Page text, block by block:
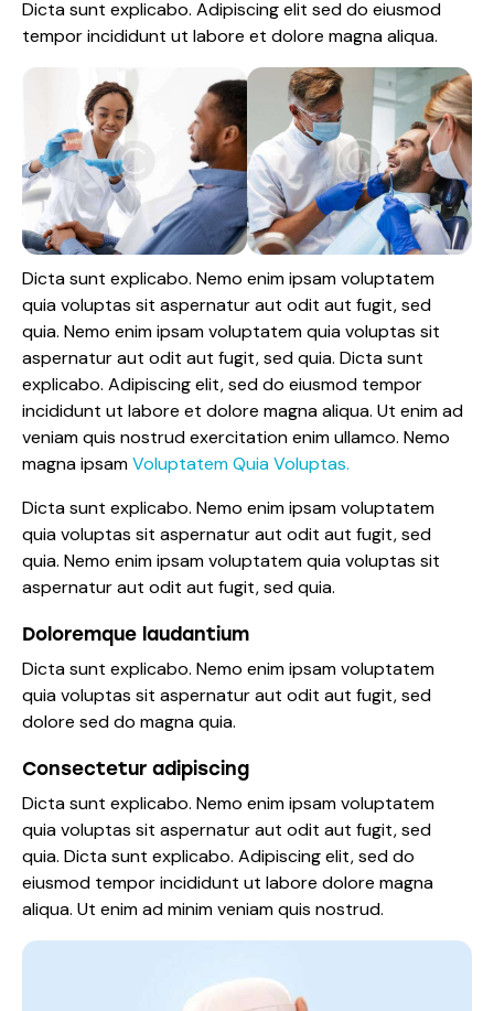
Dicta sunt explicabo. Adipiscing elit sed do eiusmod
tempor incididunt ut labore et dolore magna aliqua.
Dicta sunt explicabo. Nemo enim ipsam voluptatem
quia voluptas sit aspernatur aut odit aut fugit, sed
quia. Nemo enim ipsam voluptatem quia voluptas sit
aspernatur aut odit aut fugit, sed quia. Dicta sunt
explicabo. Adipiscing elit, sed do eiusmod tempor
incididunt ut labore et dolore magna aliqua. Ut enim ad
veniam quis nostrud exercitation enim ullamco. Nemo
magna ipsamVoluptatem Quia Voluptas.
Dicta sunt explicabo. Nemo enim ipsam voluptatem
quia voluptas sit aspernatur aut odit aut fugit, sed
quia. Nemo enim ipsam voluptatem quia voluptas sit
aspernatur aut odit aut fugit, sed quia.
Doloremque laudantium
Dicta sunt explicabo. Nemo enim ipsam voluptatem
quia voluptas sit aspernatur aut odit aut fugit, sed
dolore sed do magna quia.
Consectetur adipiscing
Dicta sunt explicabo. Nemo enim ipsam voluptatem
quia voluptas sit aspernatur aut odit aut fugit, sed
quia. Dicta sunt explicabo. Adipiscing elit, sed do
eiusmod tempor incididunt ut labore dolore magna
aliqua. Ut enim ad minim veniam quis nostrud.